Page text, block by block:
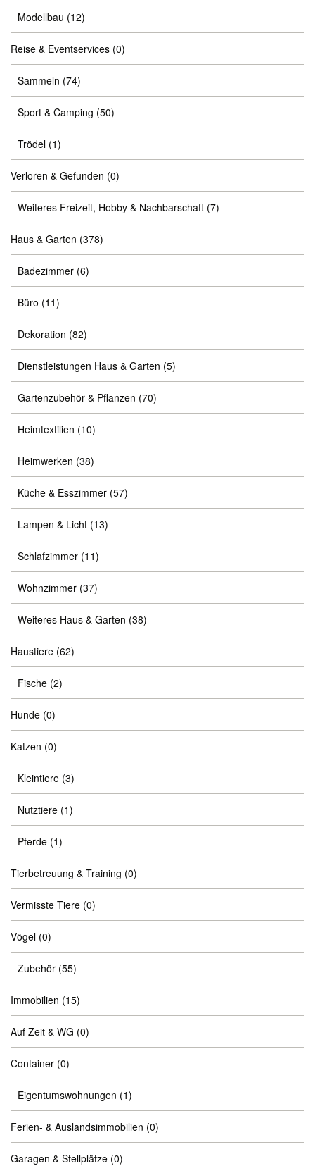
Modellbau (12)
Reise & Eventservices (0)
Sammeln (74)
Sport & Camping (50)
Trödel (1)
Verloren & Gefunden (0)
Weiteres Freizeit, Hobby & Nachbarschaft (7)
Haus & Garten (378)
Badezimmer (6)
Büro (11)
Dekoration (82)
Dienstleistungen Haus & Garten (5)
Gartenzubehör & Pflanzen (70)
Heimtextilien (10)
Heimwerken (38)
Küche & Esszimmer (57)
Lampen & Licht (13)
Schlafzimmer (11)
Wohnzimmer (37)
Weiteres Haus & Garten (38)
Haustiere (62)
Fische (2)
Hunde (0)
Katzen (0)
Kleintiere (3)
Nutztiere (1)
Pferde (1)
Tierbetreuung & Training (0)
Vermisste Tiere (0)
Vögel (0)
Zubehör (55)
Immobilien (15)
Auf Zeit & WG (0)
Container (0)
Eigentumswohnungen (1)
Ferien- & Auslandsimmobilien (0)
Garagen & Stellplätze (0)